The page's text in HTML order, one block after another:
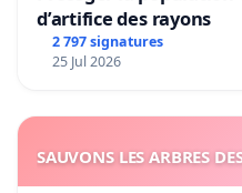
d’artifice des rayons
2 797 signatures
25 Jul 2026
SAUVONS LES ARBRES